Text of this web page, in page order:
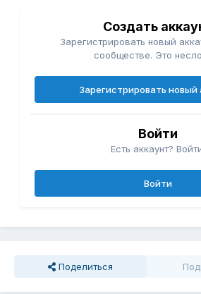
Создать
Зарегистрировать новый
сообществе. Это
Зарегистрировать новый
Войти
Есть аккаунт?
Войти
Поделиться